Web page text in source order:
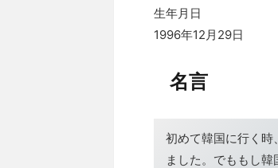
生年月日
1996年12月29日
名言
初めて韓国に行く時
ました。でももし